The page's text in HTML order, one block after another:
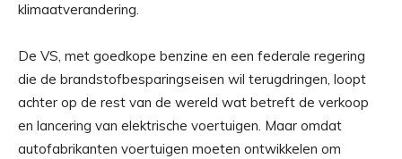
klimaatverandering.
De VS, met goedkope benzine en een federale regering
die de brandstofbesparingseisen wil terugdringen, loopt
achter op de rest van de wereld wat betreft de verkoop
en lancering van elektrische voertuigen. Maar omdat
autofabrikanten voertuigen moeten ontwikkelen om